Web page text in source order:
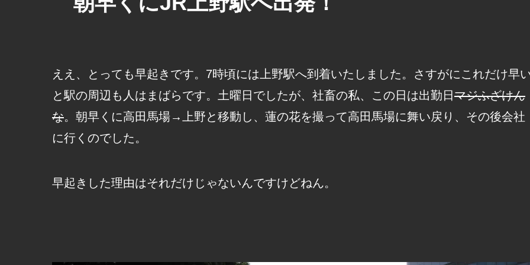
ええ、とっても早起きです。7時頃には上野駅へ到着いたしました。さすがにこれだけ早
と駅の周辺も人はまばらです。土曜日でしたが、社畜の私、この日は出勤日 マジふざけん
な。朝早くに高田馬場→上野と移動し、蓮の花を撮って高田馬場に舞い戻り、その後会社
に行くのでした。
早起きした理由はそれだけじゃないんですけどねん。